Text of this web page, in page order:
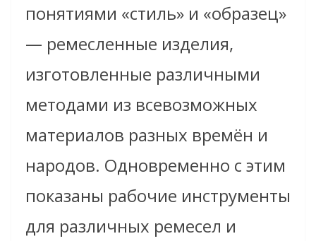
понятиями «стиль» и «образец»
— ремесленные изделия,
изготовленные различными
методами из всевозможных
материалов разных времён и
народов. Одновременно с этим
показаны рабочие инструменты
для различных ремесел и